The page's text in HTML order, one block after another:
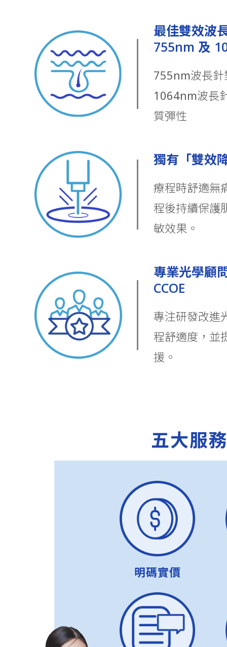
最佳雙效波
755nm 及
755nm波長針
1064nm波長
質彈性
獨有 「雙效
療程時舒適無
程後持續保護
敏效果。
專業光學顧
CCOE
專注研發改進
程舒適度，並
援。
五大服
明碼實價